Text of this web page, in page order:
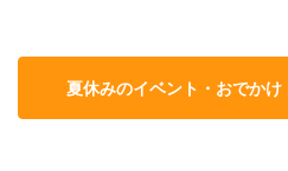
夏休みのイベント・おでか